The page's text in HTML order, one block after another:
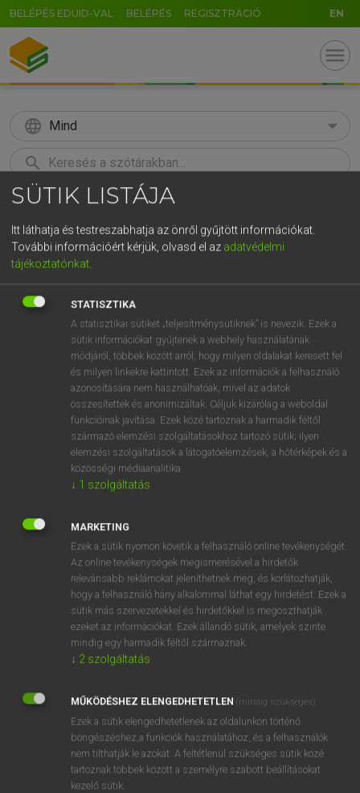
BELÉPÉS EDUID-VAL BELÉPÉS REGISZTRÁCIÓ EN
menu
language Mind
search
KERESÉS
Európai uniós terminológiai szótár
VAN ELŐFIZETÉSED?
Van előfizetésem a teljes szócikk megtekintéséhez.
BELÉPÉS
NINCS ELŐFIZETÉSED?
Nincs regisztrációm és előfizetésem. A szótár 2 órás,
díjmentes próbaverziójának elindításához regisztrálok és
belépek.
REGISZTRÁCIÓ
EURÓPAI UNIÓS TERMINOLÓGIAI SZÓTÁR
Kapcsolódó anyagok
SÜTIK LISTÁJA
Itt láthatja és testreszabhatja az önről gyűjtött információkat.
További információért kérjük, olvasd el az adatvédelmi
tájékoztatónkat.
STATISZTIKA
A statisztikai sütiket „teljesítménysütiknek” is nevezik. Ezek a
sütik információkat gyűjtenek a webhely használatának
módjáról, többek között arról, hogy milyen oldalakat keresett fel
és milyen linkekre kattintott. Ezek az információk a felhasználó
azonosítására nem használhatóak, mivel az adatok
összesítettek és anonimizáltak. Céljuk kizárólag a weboldal
funkcióinak javítása. Ezek közé tartoznak a harmadik féltől
származó elemzési szolgáltatásokhoz tartozó sütik; ilyen
elemzési szolgáltatások a látogatóelemzések, a hőtérképek és a
közösségi médiaanalitika.
↓ 1 szolgáltatás
MARKETING
Ezek a sütik nyomon követik a felhasználó online tevékenységét.
Az online tevékenységek megismerésével a hirdetők
relevánsabb reklámokat jeleníthetnek meg, és korlátozhatják,
hogy a felhasználó hány alkalommal láthat egy hirdetést. Ezek a
sütik más szervezetekkel és hirdetőkkel is megoszthatják
ezeket az információkat. Ezek állandó sütik, amelyek szinte
mindig egy harmadik féltől származnak.
↓ 2 szolgáltatás
MŰKÖDÉSHEZ ELENGEDHETETLEN (mindig szükséges)
Ezek a sütik elengedhetetlenek az oldalunkon történő
böngészéshez,a funkciók használatához, és a felhasználók
nem tilthatják le azokat. A feltétlenül szükséges sütik közé
tartoznak többek között a személyre szabott beállításokat
kezelő sütik.
GR
t z u i o p
g h j k l é á ű Ω
n m , . AltGr